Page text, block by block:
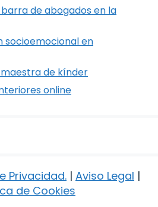
de abogados en la
socioemocional en
de kínder
online
Privacidad. | Aviso Legal |
de Cookies